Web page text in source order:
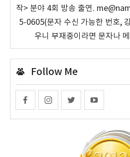
작> 분야 4회 방송 출연.
5-0605(문자 수신 가능한 번호,
우니 부재중이라면 문자나
Follow Me